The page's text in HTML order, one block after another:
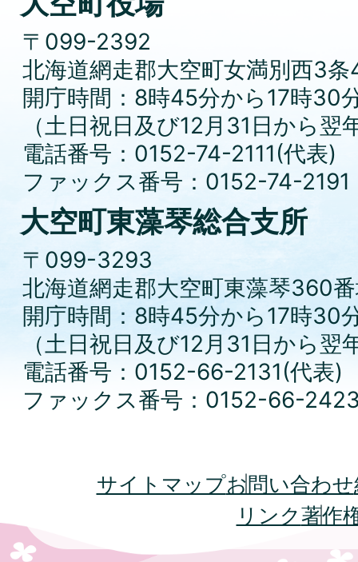
〒099-2392
北海道網走郡大空町女満別西3条
開庁時間：8時45分から17時30
（土日祝日及び12月31日から
電話番号：0152-74-2111(代表)
ファックス番号：0152-74-2191
大空町東藻琴総合支所
〒099-3293
北海道網走郡大空町東藻琴360
開庁時間：8時45分から17時30
（土日祝日及び12月31日から
電話番号：0152-66-2131(代表)
ファックス番号：0152-66-
サイトマップお問い合わせ
リンク著作